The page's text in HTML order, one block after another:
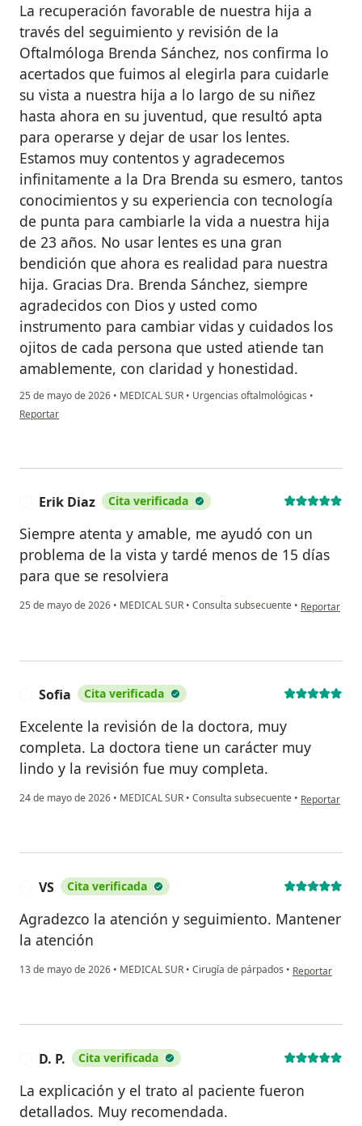
La recuperación favorable de nuestra hija a
través del seguimiento y revisión de la
Oftalmóloga Brenda Sánchez, nos confirma lo
acertados que fuimos al elegirla para cuidarle
su vista a nuestra hija a lo largo de su niñez
hasta ahora en su juventud, que resultó apta
para operarse y dejar de usar los lentes.
Estamos muy contentos y agradecemos
infinitamente a la Dra Brenda su esmero, tantos
conocimientos y su experiencia con tecnología
de punta para cambiarle la vida a nuestra hija
de 23 años. No usar lentes es una gran
bendición que ahora es realidad para nuestra
hija. Gracias Dra. Brenda Sánchez, siempre
agradecidos con Dios y usted como
instrumento para cambiar vidas y cuidados los
ojitos de cada persona que usted atiende tan
amablemente, con claridad y honestidad.
25 de mayo de 2026 • MEDICAL SUR • Urgencias oftalmológicas •
en opinión del usuario VERONICA SUAREZ
Reportar
Erik Diaz Cita verificada
Siempre atenta y amable, me ayudó con un
problema de la vista y tardé menos de 15 días
para que se resolviera
25 de mayo de 2026 • MEDICAL SUR • Consulta subsecuente • en opinión
Reportar
Sofia Cita verificada
Excelente la revisión de la doctora, muy
completa. La doctora tiene un carácter muy
lindo y la revisión fue muy completa.
24 de mayo de 2026 • MEDICAL SUR • Consulta subsecuente • en opinión
Reportar
VS Cita verificada
Agradezco la atención y seguimiento. Mantener
la atención
13 de mayo de 2026 • MEDICAL SUR • Cirugía de párpados • en opinión del
Reportar
D. P. Cita verificada
La explicación y el trato al paciente fueron
detallados. Muy recomendada.